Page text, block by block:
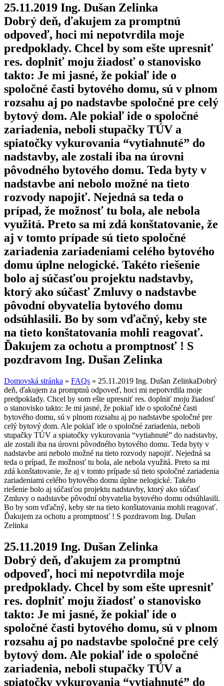
25.11.2019 Ing. Dušan Zelinka
Dobrý deň, ďakujem za promptnú
odpoveď, hoci mi nepotvrdila moje
predpoklady. Chcel by som ešte upresniť
res. doplniť moju žiadosť o stanovisko
takto: Je mi jasné, že pokiaľ ide o
spoločné časti bytového domu, sú v plnom
rozsahu aj po nadstavbe spoločné pre celý
bytový dom. Ale pokiaľ ide o spoločné
zariadenia, neboli stupačky TÚV a
spiatočky vykurovania “vytiahnuté” do
nadstavby, ale zostali iba na úrovni
pôvodného bytového domu. Teda byty v
nadstavbe ani nebolo možné na tieto
rozvody napojiť. Nejedná sa teda o
prípad, že možnosť tu bola, ale nebola
využitá. Preto sa mi zdá konštatovanie, že
aj v tomto prípade sú tieto spoločné
zariadenia zariadeniami celého bytového
domu úplne nelogické. Takéto riešenie
bolo aj súčasťou projektu nadstavby,
ktorý ako súčasť Zmluvy o nadstavbe
pôvodní obyvatelia bytového domu
odsúhlasili. Bo by som vďačný, keby ste
na tieto konštatovania mohli reagovať.
Ďakujem za ochotu a promptnosť ! S
pozdravom Ing. Dušan Zelinka
Domovská stránka » FAQs » 25.11.2019 Ing. Dušan ZelinkaDobrý
deň, ďakujem za promptnú odpoveď, hoci mi nepotvrdila moje
predpoklady. Chcel by som ešte upresniť res. doplniť moju žiadosť
o stanovisko takto: Je mi jasné, že pokiaľ ide o spoločné časti
bytového domu, sú v plnom rozsahu aj po nadstavbe spoločné pre
celý bytový dom. Ale pokiaľ ide o spoločné zariadenia, neboli
stupačky TÚV a spiatočky vykurovania “vytiahnuté” do nadstavby,
ale zostali iba na úrovni pôvodného bytového domu. Teda byty v
nadstavbe ani nebolo možné na tieto rozvody napojiť. Nejedná sa
teda o prípad, že možnosť tu bola, ale nebola využitá. Preto sa mi
zdá konštatovanie, že aj v tomto prípade sú tieto spoločné zariadenia
zariadeniami celého bytového domu úplne nelogické. Takéto
riešenie bolo aj súčasťou projektu nadstavby, ktorý ako súčasť
Zmluvy o nadstavbe pôvodní obyvatelia bytového domu odsúhlasili.
Bo by som vďačný, keby ste na tieto konštatovania mohli reagovať.
Ďakujem za ochotu a promptnosť ! S pozdravom Ing. Dušan
Zelinka
25.11.2019 Ing. Dušan Zelinka
Dobrý deň, ďakujem za promptnú
odpoveď, hoci mi nepotvrdila moje
predpoklady. Chcel by som ešte upresniť
res. doplniť moju žiadosť o stanovisko
takto: Je mi jasné, že pokiaľ ide o
spoločné časti bytového domu, sú v plnom
rozsahu aj po nadstavbe spoločné pre celý
bytový dom. Ale pokiaľ ide o spoločné
zariadenia, neboli stupačky TÚV a
spiatočky vykurovania “vytiahnuté” do